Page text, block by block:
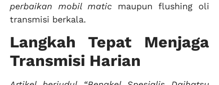
perbaikan mobil matic maupun flushing oli
transmisi berkala.
Langkah Tepat Menjaga
Transmisi Harian